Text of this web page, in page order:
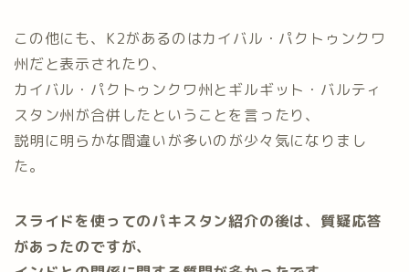
この他にも、K2があるのはカイバル・パクトゥンクワ
州だと表示されたり、
カイバル・パクトゥンクワ州とギルギット・バルティ
スタン州が合併したということを言ったり、
説明に明らかな間違いが多いのが少々気になりまし
た。
スライドを使ってのパキスタン紹介の後は、質疑応答
があったのですが、